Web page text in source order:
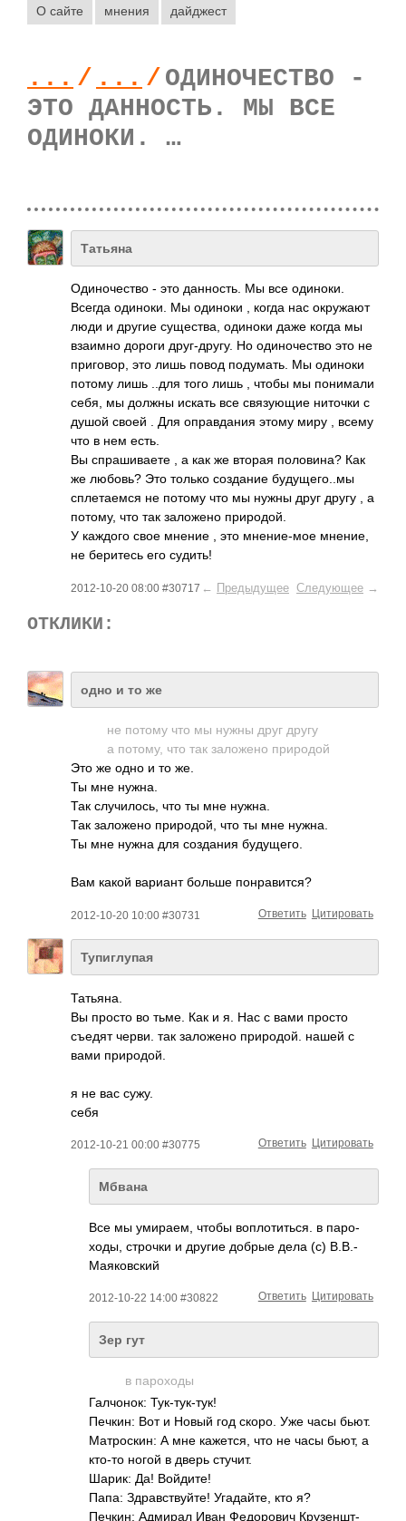
О сайте мнения дайджест
... / ... / ОДИНОЧЕСТВО -
ЭТО ДАННОСТЬ. МЫ ВСЕ
ОДИНОКИ. …
Татьяна
Одиночество - это данность. Мы все одиноки.
Всегда одиноки. Мы одиноки , когда нас окружают
люди и другие существа, одиноки даже когда мы
взаимно дороги друг-другу. Но одиночество это не
приговор, это лишь повод подумать. Мы одиноки
потому лишь ..для того лишь , чтобы мы понимали
себя, мы должны искать все связующие ниточки с
душой своей . Для оправдания этому миру , всему
что в нем есть.
Вы спрашиваете , а как же вторая половина? Как
же любовь? Это только создание будущего..мы
сплетаемся не потому что мы нужны друг другу , а
потому, что так заложено природой.
У каждого свое мнение , это мнение-мое мнение,
не беритесь его судить!
2012-10-20 08:00 #30717 ← Предыдущее Следующее →
ОТКЛИКИ:
одно и то жe
не потому что мы нужны друг другу
а потому, что так заложено природой
Это же одно и то же.
Ты мне нужна.
Так случилось, что ты мне нужна.
Так заложено природой, что ты мне нужна.
Ты мне нужна для создания будущего.
Вам какой вариант больше понравится?
2012-10-20 10:00 #30731 Цитировать
Ответить
Тупиглупая
Тать­яна.
Вы просто во тьме. Как и я. Нас с вами просто
съедят черви. так зало­жено прир­одой. нашей с
вами прир­одой.
я не вас сужу.
себя
2012-10-21 00:00 #30775 Цитировать
Ответить
Мбвана
Все мы умир­аем, чтобы вопл­отит­ься. в паро­
ходы, строчки и другие добрые дела (с) В.В.­
Маяк­овский
2012-10-22 14:00 #30822 Цитировать
Ответить
Зер гут
в паро­­ходы
Галч­онок: Тук-­тук-­тук!
Печкин: Вот и Новый год скоро. Уже часы бьют.
Матр­оскин: А мне каже­тся, что не часы бьют, а
кто-то ногой в дверь стучит.
Шарик: Да! Войд­ите!
Папа: Здра­вств­уйте! Угад­айте, кто я?
Печкин: Адмирал Иван Федо­рович Круз­еншт­